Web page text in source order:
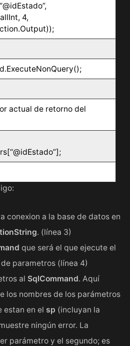
4,
actual de retorno del
conexion a la base de datos en
. (línea 3)
que será el que ejecute el
parametros (línea 4)
al SqlCommand. Aquí
los nombres de los parámetros
estan en el sp (incluyan la
ningún error. La
parámetro y el segundo; es